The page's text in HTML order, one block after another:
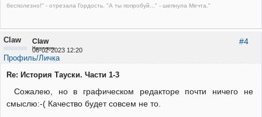
бесполезно!" - отрезала Гордость. "А ты попробуй..." - шепнула Мечта."
#4
Claw
06-02-2023 12:20
Claw
Неактивен
Профиль/Личка
Re: История Тауски. Части 1-3
Сожалею, но в графическом редакторе почти ничего не
смыслю:-( Качество будет совсем не то.